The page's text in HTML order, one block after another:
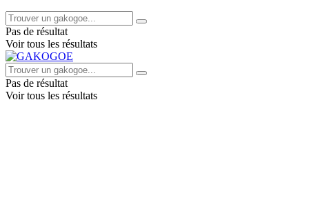
Pas de résultat
Voir tous les résultats
Pas de résultat
Voir tous les résultats